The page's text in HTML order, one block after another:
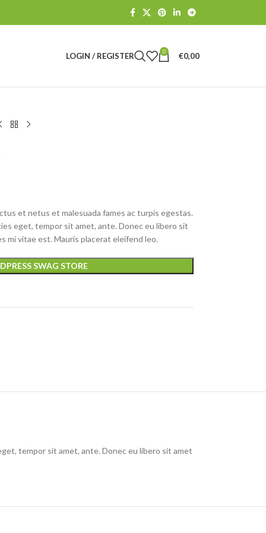
LOGIN / REGISTER 0 €0,00
et netus et malesuada fames ac turpis egestas.
eget, tempor sit amet, ante. Donec eu libero sit
mi vitae est. Mauris placerat eleifend leo.
SWAG STORE
tempor sit amet, ante. Donec eu libero sit amet